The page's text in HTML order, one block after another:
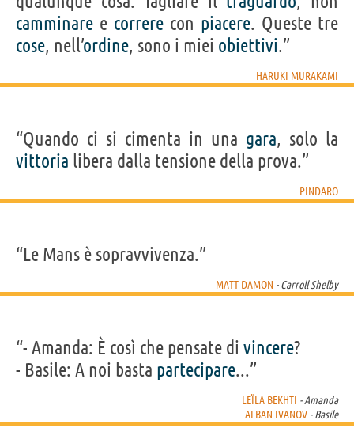
camminare e correre con piacere. Queste tre
cose, nell’ordine, sono i miei obiettivi.”
HARUKI MURAKAMI
“Quando ci si cimenta in una gara, solo la
vittoria libera dalla tensione della prova.”
PINDARO
“Le Mans è sopravvivenza.”
MATT DAMON - Carroll Shelby
“- Amanda: È così che pensate di vincere?
- Basile: A noi basta partecipare...”
LEÏLA BEKHTI - Amanda
ALBAN IVANOV - Basile